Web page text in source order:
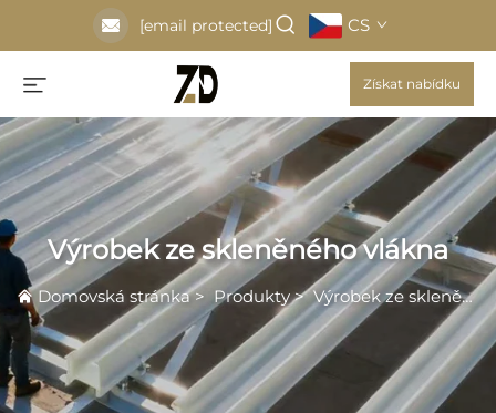
[email protected] CS
Získat nabídku
Výrobek ze skleněného vlákna
Domovská stránka>Produkty>Výrobek ze skleněného vlákna